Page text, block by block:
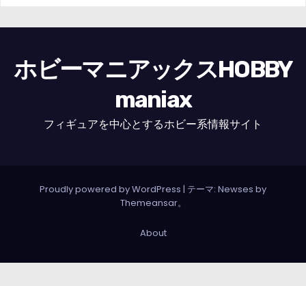
ホビーマニアックスHOBBY
maniax
フィギュアを中心とするホビー系情報サイト
Proudly powered by WordPress | テーマ: Newses by
Themeansar。
About